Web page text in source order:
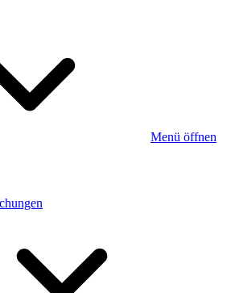
Menü öffnen